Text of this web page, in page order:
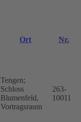
Ort
Nr.
Tengen;
Schloss
Blumenfeld,
Vortragsraum
263-
10011